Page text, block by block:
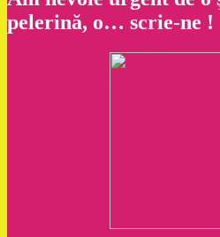
pelerină, o… scrie-ne !